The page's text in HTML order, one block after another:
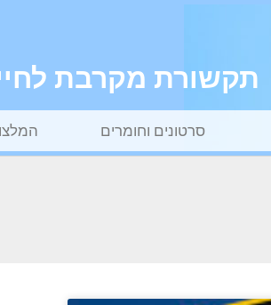
תקשורת מקרבת
סרטונים וחומרים